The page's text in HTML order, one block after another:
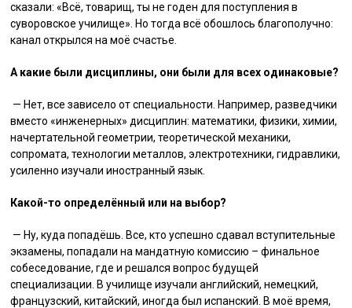
сказали: «Всё, товарищ, ты не годен для поступления в
суворовское училище». Но тогда всё обошлось благополучно:
канал открылся на моё счастье.
А какие были дисциплины, они были для всех одинаковые?
— Нет, все зависело от специальности. Например, разведчики
вместо «инженерных» дисциплин: математики, физики, химии,
начертательной геометрии, теоретической механики,
сопромата, технологии металлов, электротехники, гидравлики,
усиленно изучали иностранный язык.
Какой-то определённый или на выбор?
— Ну, куда попадёшь. Все, кто успешно сдавал вступительные
экзамены, попадали на мандатную комиссию – финальное
собеседование, где и решался вопрос будущей
специализации. В училище изучали английский, немецкий,
французский, китайский, иногда был испанский. В моё время,